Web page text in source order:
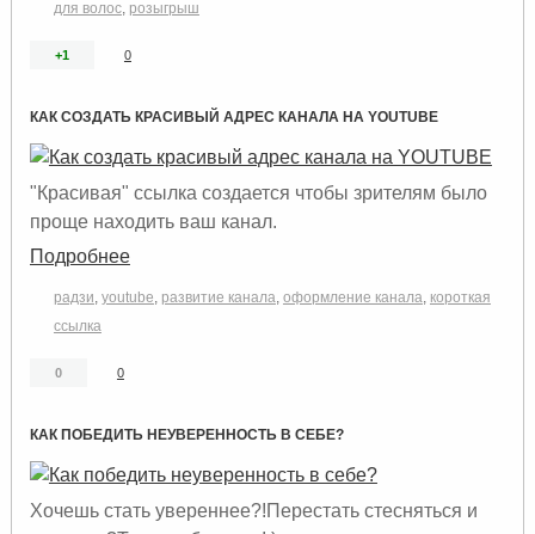
для волос, розыгрыш
+1 0
КАК СОЗДАТЬ КРАСИВЫЙ АДРЕС КАНАЛА НА YOUTUBE
"Красивая" ссылка создается чтобы зрителям было
проще находить ваш канал.
Подробнее
радзи, youtube, развитие канала, оформление канала, короткая
ссылка
0 0
КАК ПОБЕДИТЬ НЕУВЕРЕННОСТЬ В СЕБЕ?
Хочешь стать увереннее?!Перестать стесняться и